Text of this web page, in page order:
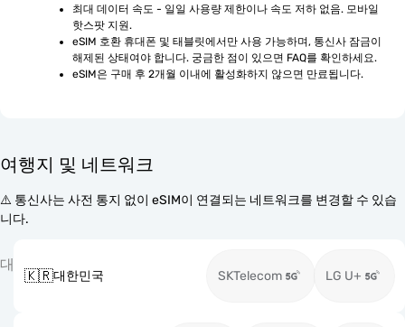
최대 데이터 속도 - 일일 사용량 제한이나 속도 저하 없음. 모바일
핫스팟 지원.
eSIM 호환 휴대폰 및 태블릿에서만 사용 가능하며, 통신사 잠금이
해제된 상태여야 합니다. 궁금한 점이 있으면 FAQ를 확인하세요.
eSIM은 구매 후 2개월 이내에 활성화하지 않으면 만료됩니다.
여행지 및 네트워크
⚠️ 통신사는 사전 통지 없이 eSIM이 연결되는 네트워크를 변경할 수 있습
니다.
대
🇰🇷대한민국 SKTelecom LG U+